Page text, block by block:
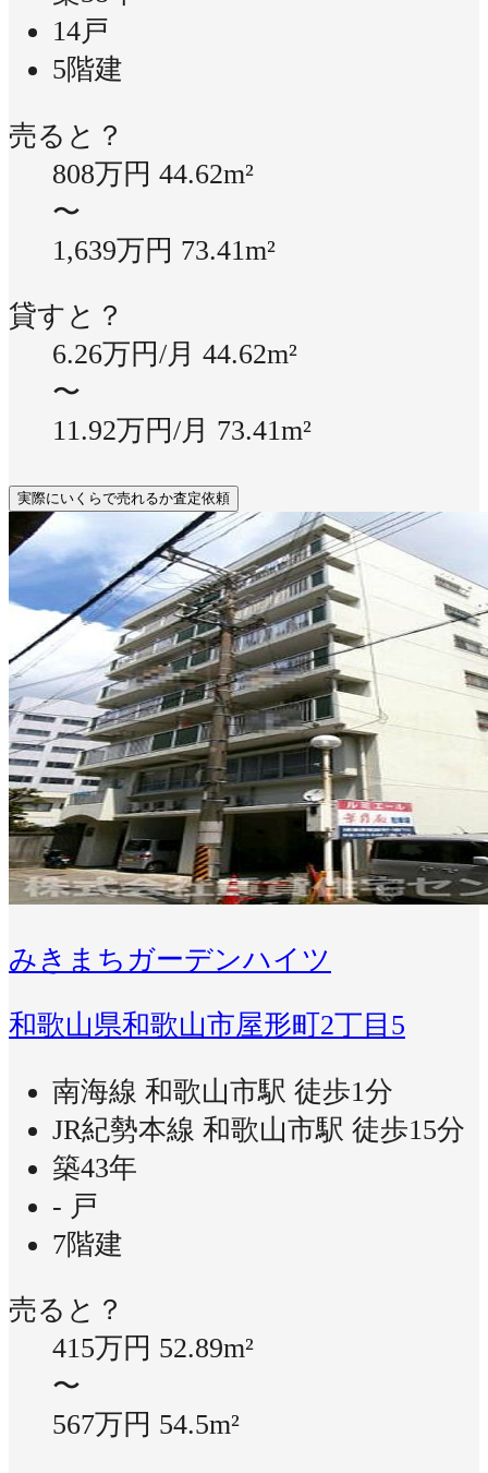
14戸
5階建
売ると？
808万円 44.62m²
〜
1,639万円 73.41m²
貸すと？
6.26万円/月 44.62m²
〜
11.92万円/月 73.41m²
実際にいくらで売れるか査定依頼
みきまちガーデンハイツ
和歌山県和歌山市屋形町2丁目5
南海線 和歌山市駅 徒歩1分
JR紀勢本線 和歌山市駅 徒歩15分
築43年
- 戸
7階建
売ると？
415万円 52.89m²
〜
567万円 54.5m²